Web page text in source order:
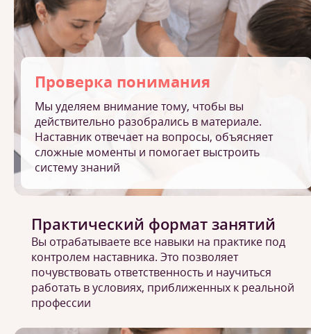
Проверка понимания
Мы уделяем внимание тому, чтобы вы
действительно разобрались в материале.
Наставник отвечает на вопросы, объясняет
сложные моменты и помогает выстроить
систему знаний
Практический формат занятий
Вы отрабатываете все навыки на практике под
контролем наставника. Это позволяет
почувствовать ответственность и научиться
работать в условиях, приближенных к реальной
профессии